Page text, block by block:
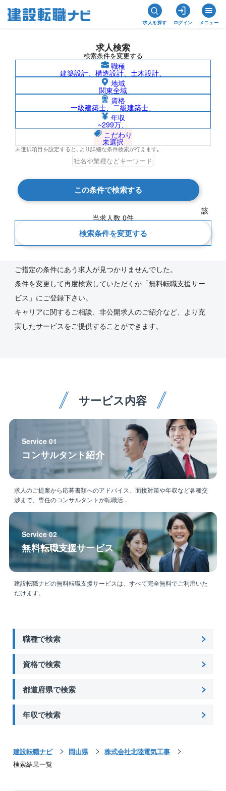
求人を探す ログイン メニュー
求人検索
検索条件を変更する
職種
建築設計、構造設計、土木設計、
地域
関東全域
資格
一級建築士、二級建築士、
年収
~299万、
こだわり
未選択
未選択項目を設定すると､より詳細な条件検索が行えます｡
この条件で検索する
該
当求人数 0件
検索条件を変更する
岡山県/株式会社北陸電気工事の求人検索
結果一覧
新着順
ご指定の条件にあう求人が見つかりませんでした。
条件を変更して再度検索していただくか「無料転職支援サー
ビス」にご登録下さい。
キャリアに関するご相談、非公開求人のご紹介など、より充
実したサービスをご提供することができます。
サービス内容
Service 01
コンサルタント紹介
求人のご提案から応募書類へのアドバイス、面接対策や年収など各種交
渉まで、専任のコンサルタントが転職活...
Service 02
無料転職支援サービス
建設転職ナビの無料転職支援サービスは、すべて完全無料でご利用いた
だけます。
職種で検索
資格で検索
都道府県で検索
年収で検索
建設転職ナビ 岡山県
株式会社北陸電気工事
検索結果一覧